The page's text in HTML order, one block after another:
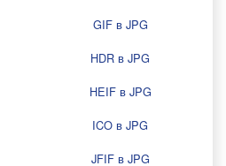
GIF в JPG
HDR в JPG
HEIF в JPG
ICO в JPG
JFIF в JPG